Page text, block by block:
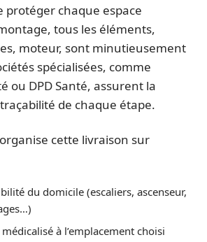
protéger chaque espace
tous les éléments,
moteur, sont minutieusement
spécialisées, comme
ou DPD Santé, assurent la
de chaque étape.
cette livraison sur
du domicile (escaliers, ascenseur,
à l’emplacement choisi